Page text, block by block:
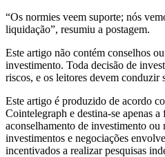
“Os normies veem suporte; nós
liquidação”, resumiu a postagem.
Este artigo não contém conselhos
investimento. Toda decisão de
riscos, e os leitores devem conduzir
Este artigo é produzido de acordo
Cointelegraph e destina-se apenas
aconselhamento de investimento ou
investimentos e negociações
incentivados a realizar pesquisas